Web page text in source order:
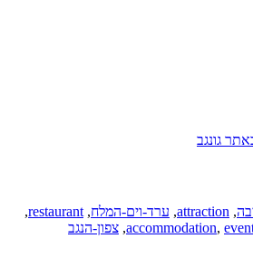
גונגב
,
attraction
, ערד-וים-המלח,
restaurant
,
accommodation,
, צפון-הנגב